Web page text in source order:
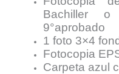
Bachiller o
9°aprobado
1 foto 3×4
Fotocopia
Carpeta azul